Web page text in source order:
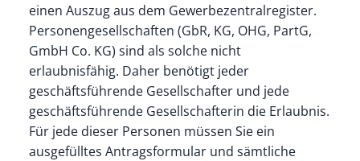
einen Auszug aus dem Gewerbezentralregister.
Personengesellschaften (GbR, KG, OHG, PartG,
GmbH Co. KG) sind als solche nicht
erlaubnisfähig. Daher benötigt jeder
geschäftsführende Gesellschafter und jede
geschäftsführende Gesellschafterin die Erlaubnis.
Für jede dieser Personen müssen Sie ein
ausgefülltes Antragsformular und sämtliche